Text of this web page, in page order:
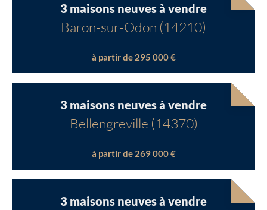
Chargement...
3 maisons neuves à vendre
Baron-sur-Odon (14210)
à partir de 295 000 €
3 maisons neuves à vendre
Bellengreville (14370)
à partir de 269 000 €
3 maisons neuves à vendre